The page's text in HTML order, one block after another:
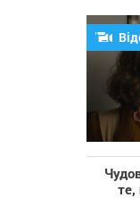
те,